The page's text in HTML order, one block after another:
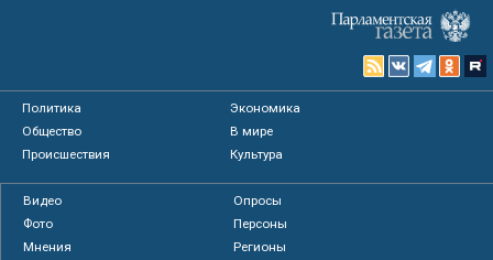
Политика
Экономика
Общество
В мире
Происшествия
Культура
Видео
Опросы
Фото
Персоны
Мнения
Регионы